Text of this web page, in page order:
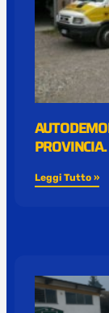
PROVINCIA.
Leggi Tutto »